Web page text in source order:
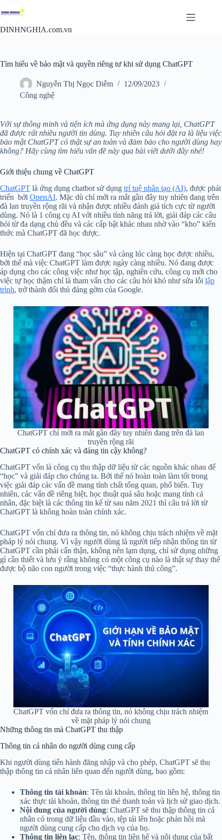
đến
nội
DINHNGHIA.com.vn
Tìm hiểu về bảo mật và quyền riêng tư khi sử dụng ChatGPT
Nguyễn Thị Ngọc Diễm
12/09/2023
Công nghệ
Với sự thông minh và tiện ích mà ứng dụng này mang lại, ChatGPT
đã được rất nhiều người tin dùng. Tuy nhiên câu hỏi đặt ra là liệu việc
bảo mật ChatGPT có thật sự an toàn và đảm bảo cho người dùng hay
không? Hãy cùng tìm hiểu vấn đề này qua bài viết dưới đây nhé!
Giới thiệu chung về ChatGPT
ChatGPT là ứng dụng chatbot sử dụng trí tuệ nhân tạo (AI), được phát
triển bởi OpenAI. Mặc dù chỉ mới ra mắt gần đây tuy nhiên đang trên
đà lan truyền rộng rãi và nhận được nhiều đánh giá tích cực từ người
dùng. Nó là 1 công cụ AI với nhiều tính năng trả lời, giải đáp các câu
hỏi từ đa dạng chủ đều và các cấp bật khác nhau nhờ vào “kho” kiến
thức mà ChatGPT đã học được.
Hiện tại ChatGPT đang “học sâu” và càng lúc càng học được nhiều,
bởi thế mà việc ChatGPT làm được ngày càng nhiều. Nó đang được
áp dụng cho các công việc như học tập, nghiên cứu, công cụ mới cho
việc tự học thậm chí là tham vấn cho các câu hỏi khó như sửa lỗi lập
trình, trở thành đối thủ đáng gờm của Google.
ChatGPT chỉ mới ra mắt gần đây tuy nhiên đang trên đà lan
truyền rộng rãi
ChatGPT có chính xác và đáng tin cậy không?
ChatGPT vốn là công cụ thu thập dữ liệu từ các nguồn khác nhau để
“học” và giải đáp cho chúng ta. Bởi thế nó hoàn toàn làm tốt trong
việc giải đáp các vấn đề mang tính chất tổng quan, phổ biến. Tuy
nhiên, các vấn đề riêng biệt, học thuật quá sâu hoặc mang tính cá
nhân, đặc biệt là các thông tin kể từ sau năm 2021 thì câu trả lời từ
ChatGPT là không hoàn toàn chính xác.
ChatGPT vốn chỉ đưa ra thông tin, nó không chịu trách nhiệm về mặt
pháp lý nói chung. Vì vậy người dùng là người tiếp nhận thông tin từ
ChatGPT cần phải cẩn thận, không nên lạm dụng, chỉ sử dụng những
gì cần thiết và lưu ý rằng không có một công cụ nào là thật sự thay thế
được bộ não con người trong việc “thực hành thủ công”.
ChatGPT vốn chỉ đưa ra thông tin, nó không chịu trách nhiệm
về mặt pháp lý nói chung
Những thông tin mà ChatGPT thu thập
Thông tin cá nhân do người dùng cung cấp
Khi người dùng tiến hành đăng nhập và cho phép, ChatGPT sẽ thu
thập thông tin cá nhân liên quan đến người dùng, bao gồm:
Thông tin tài khoản: Tên tài khoản, thông tin liên hệ, thông tin
xác thực tài khoản, thông tin thẻ thanh toán và lịch sử giao dịch.
Nội dung của người dùng: ChatGPT sẽ thu thập thông tin cá
nhân có trong dữ liệu đầu vào, tệp tải lên hoặc phản hồi mà
người dùng cung cấp cho dịch vụ của họ.
Thông tin liên lạc: Tên, thông tin liên hệ và nội dung của bất